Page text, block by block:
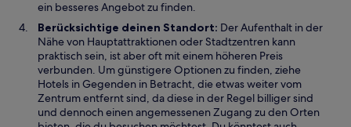
ein besseres Angebot zu finden.
Berücksichtige deinen Standort: Der Aufenthalt in der
Nähe von Hauptattraktionen oder Stadtzentren kann
praktisch sein, ist aber oft mit einem höheren Preis
verbunden. Um günstigere Optionen zu finden, ziehe
Hotels in Gegenden in Betracht, die etwas weiter vom
Zentrum entfernt sind, da diese in der Regel billiger sind
und dennoch einen angemessenen Zugang zu den Orten